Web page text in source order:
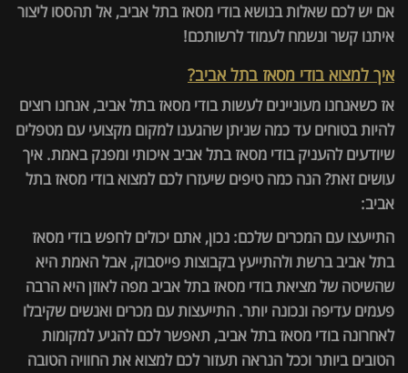
אם יש לכם שאלות בנושא בודי מסאז בתל אביב, אל תהססו ליצור
איתנו קשר ונשמח לעמוד לרשותכם!
איך למצוא בודי מסאז בתל אביב?
אז כשאנחנו מעוניינים לעשות בודי מסאז בתל אביב, אנחנו רוצים
להיות בטוחים עד כמה שניתן שהגענו למקום מקצועי עם מטפלים
שיודעים להעניק בודי מסאז בתל אביב איכותי ומפנק באמת. איך
עושים זאת? הנה כמה טיפים שיעזרו לכם למצוא בודי מסאז בתל
אביב:
התייעצו עם המכרים שלכם: נכון, אתם יכולים לחפש בודי מסאז
בתל אביב ברשת ולהתייעץ בקבוצות פייסבוק, אבל האמת היא
שהשיטה של מציאת בודי מסאז בתל אביב מפה לאוזן היא הרבה
פעמים עדיפה ונכונה יותר. התייעצות עם מכרים ואנשים שקיבלו
לאחרונה בודי מסאז בתל אביב, תאפשר לכם להגיע למקומות
הטובים ביותר וככל הנראה תעזור לכם למצוא את החוויה הטובה